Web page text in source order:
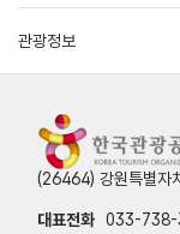
관광정보
(26464) 강원특별자
대표전화 033-738-